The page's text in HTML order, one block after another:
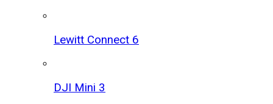
Lewitt Connect 6
DJI Mini 3